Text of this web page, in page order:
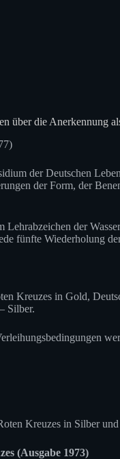
über die Anerkennung
der Deutschen
der Form, der
Lehrabzeichen der
fünfte Wiederholung
Kreuzes in Gold,
Silber.
Kreuzes in Silber
(Ausgabe 1973)